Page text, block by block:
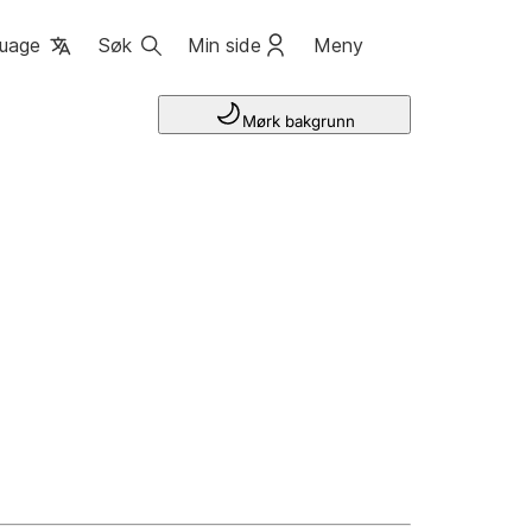
Søk Min side Meny
Mørk bakgrunn